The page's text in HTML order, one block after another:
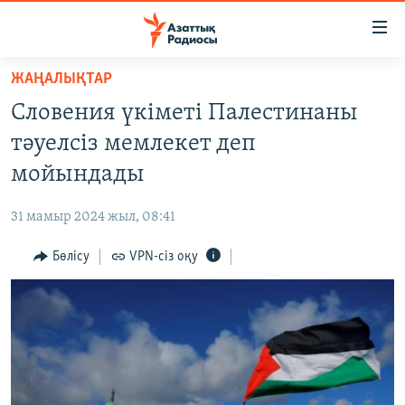
Skip
main
content
to
main
Navigation
to
Search
AZATTYQTV
АДАМ ҚҰҚЫҚТАРЫ
ӘЛЕУМЕТ
ӘЛЕМ
АРНАЙЫ ЖОБАЛАР
Русский
ЖАҢАЛЫҚТАР
Словения үкіметі Палестинаны
тәуелсіз мемлекет деп
мойындады
31 мамыр 2024 жыл, 08:41
Бөлісу VPN-сіз оқу